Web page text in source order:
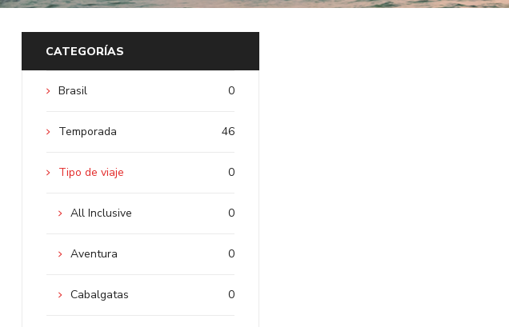
CATEGORÍAS
0
Brasil
46
Temporada
0
Tipo de viaje
0
All Inclusive
0
Aventura
0
Cabalgatas